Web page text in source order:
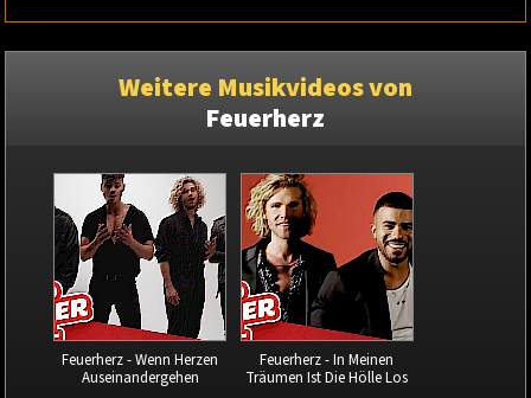
Weitere Musikvideos von
Feuerherz
Feuerherz - Wenn Herzen
Auseinandergehen
Feuerherz - In Meinen
Träumen Ist Die Hölle Los